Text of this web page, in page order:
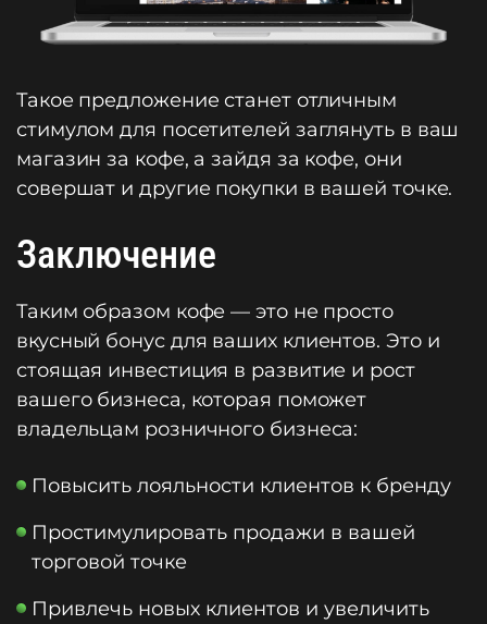
Такое предложение станет отличным
стимулом для посетителей заглянуть в ваш
магазин за кофе, а зайдя за кофе, они
совершат и другие покупки в вашей точке.
Заключение
Таким образом кофе — это не просто
вкусный бонус для ваших клиентов. Это и
стоящая инвестиция в развитие и рост
вашего бизнеса, которая поможет
владельцам розничного бизнеса:
Повысить лояльности клиентов к бренду
Простимулировать продажи в вашей
торговой точке
Привлечь новых клиентов и увеличить